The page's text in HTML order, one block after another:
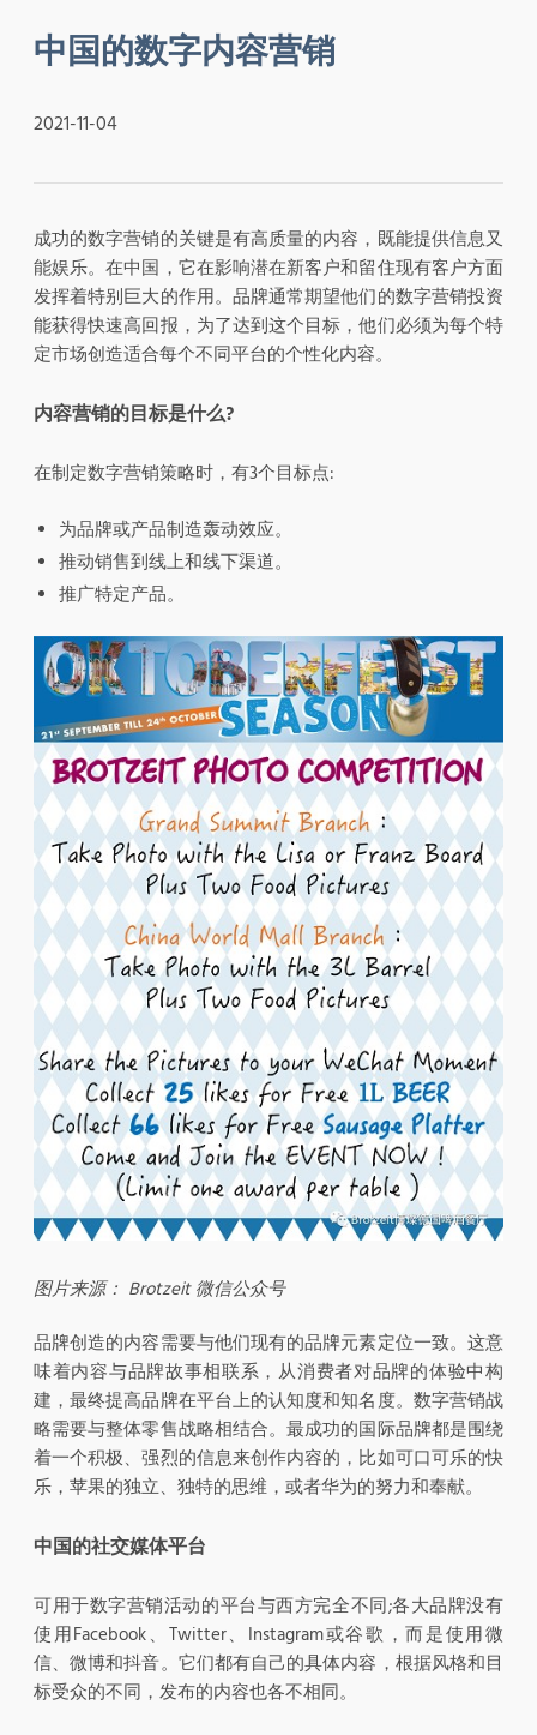
中国的数字内容营销
2021-11-04
成功的数字营销的关键是有高质量的内容，既能提供信息又
能娱乐。在中国，它在影响潜在新客户和留住现有客户方面
发挥着特别巨大的作用。品牌通常期望他们的数字营销投资
能获得快速高回报，为了达到这个目标，他们必须为每个特
定市场创造适合每个不同平台的个性化内容。
内容营销的目标是什么?
在制定数字营销策略时，有3个目标点:
为品牌或产品制造轰动效应。
推动销售到线上和线下渠道。
推广特定产品。
图片来源： Brotzeit 微信公众号
品牌创造的内容需要与他们现有的品牌元素定位一致。这意
味着内容与品牌故事相联系，从消费者对品牌的体验中构
建，最终提高品牌在平台上的认知度和知名度。数字营销战
略需要与整体零售战略相结合。最成功的国际品牌都是围绕
着一个积极、强烈的信息来创作内容的，比如可口可乐的快
乐，苹果的独立、独特的思维，或者华为的努力和奉献。
中国的社交媒体平台
可用于数字营销活动的平台与西方完全不同;各大品牌没有
使用Facebook、Twitter、Instagram或谷歌，而是使用微
信、微博和抖音。它们都有自己的具体内容，根据风格和目
标受众的不同，发布的内容也各不相同。